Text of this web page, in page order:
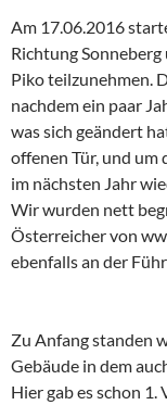
Am 17.06.2016
Richtung
Piko teilzunehmen.
nachdem ein paar
was sich geändert
offenen Tür, und um
im nächsten Jahr
Wir wurden nett
Österreicher von
ebenfalls an der
Zu Anfang standen
Gebäude in dem
Hier gab es schon